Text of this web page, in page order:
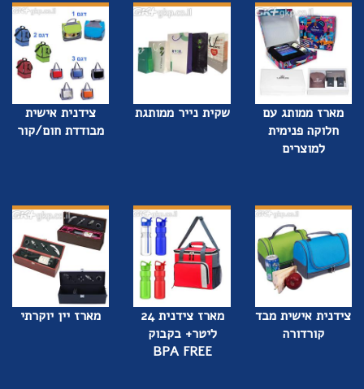
מארז ממותג עם
חלוקה פנימית
למוצרים
שקית נייר ממותגת
צידנית אישית
מבודדת חום/קור
צידנית אישית מבד
קורדורה
מארז צידנית 24
ליטר+ בקבוק
BPA FREE
מארז יין יוקרתי